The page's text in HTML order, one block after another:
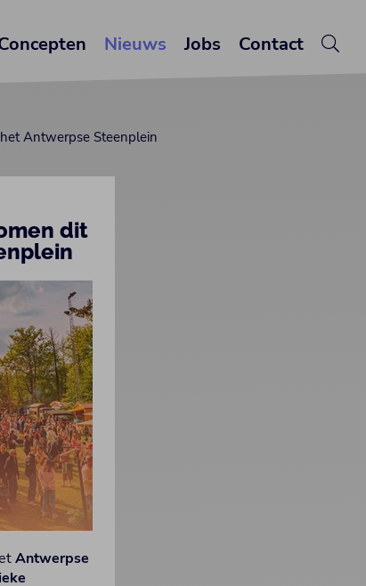
Nieuws Jobs Contact
Antwerpse Steenplein
dit
Antwerpse